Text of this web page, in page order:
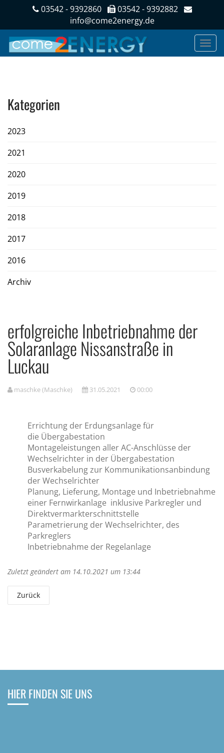
03542 - 9392860
03542 - 9392882
info@come2energy.de
Kategorien
2023
2021
2020
2019
2018
2017
2016
Archiv
erfolgreiche Inbetriebnahme der
Solaranlage Nissanstraße in
Luckau
maschke (Maschke) 31.05.2021 00:00
Errichtung der Erdungsanlage für
die Übergabestation
Montageleistungen allerAC-Anschlüsse der
Wechselrichter in der Übergabestation
Busverkabelung zur Kommunikationsanbindung
der Wechselrichter
Planung, Lieferung, Montage und Inbetriebnahme
einer Fernwirkanlage inklusive Parkregler und
Direktvermarkterschnittstelle
Parametrierung der Wechselrichter, des
Parkreglers
Inbetriebnahme der Regelanlage
Zuletzt geändert am 14.10.2021 um 13:44
Zurück
HIER FINDEN SIE UNS